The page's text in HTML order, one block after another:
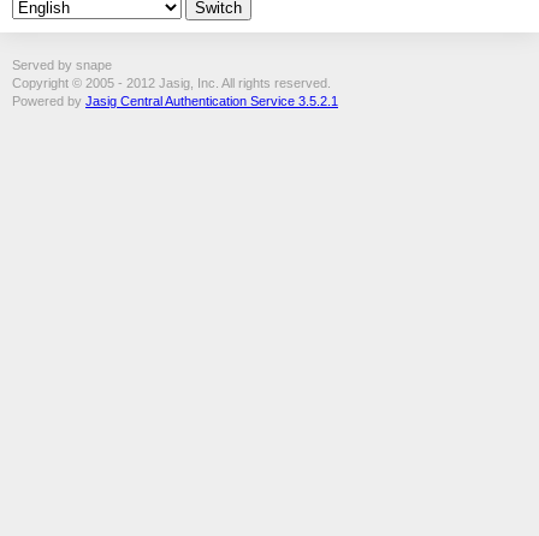
Served by snape
Copyright © 2005 - 2012 Jasig, Inc. All rights reserved.
Powered by Jasig Central Authentication Service 3.5.2.1